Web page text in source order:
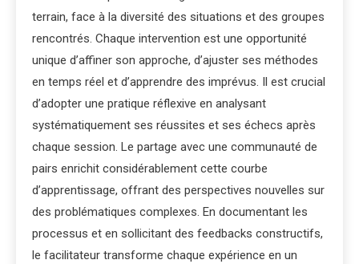
terrain, face à la diversité des situations et des groupes
rencontrés. Chaque intervention est une opportunité
unique d’affiner son approche, d’ajuster ses méthodes
en temps réel et d’apprendre des imprévus. Il est crucial
d’adopter une pratique réflexive en analysant
systématiquement ses réussites et ses échecs après
chaque session. Le partage avec une communauté de
pairs enrichit considérablement cette courbe
d’apprentissage, offrant des perspectives nouvelles sur
des problématiques complexes. En documentant les
processus et en sollicitant des feedbacks constructifs,
le facilitateur transforme chaque expérience en un